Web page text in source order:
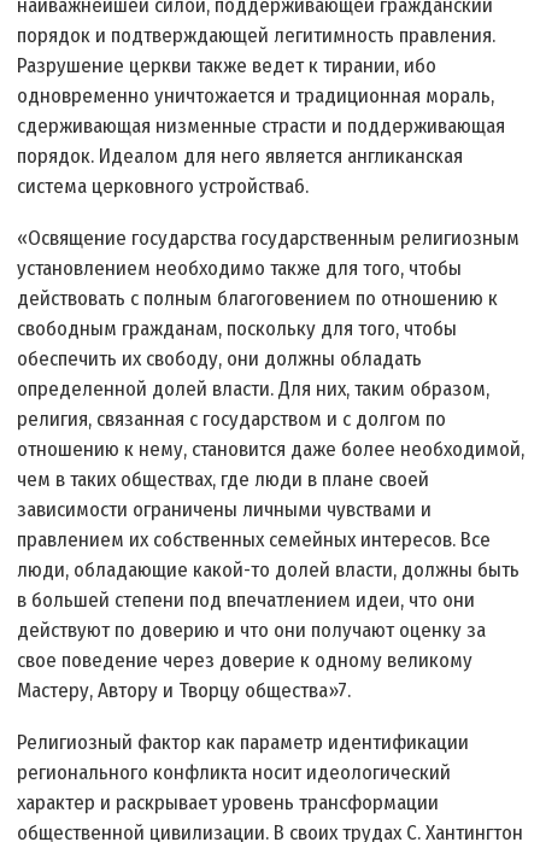
наиважнейшей силой, поддерживающей гражданский
порядок и подтверждающей легитимность правления.
Разрушение церкви также ведет к тирании, ибо
одновременно уничтожается и традиционная мораль,
сдерживающая низменные страсти и поддерживающая
порядок. Идеалом для него является англиканская
система церковного устройства6.
«Освящение государства государственным религиозным
установлением необходимо также для того, чтобы
действовать с полным благоговением по отношению к
свободным гражданам, поскольку для того, чтобы
обеспечить их свободу, они должны обладать
определенной долей власти. Для них, таким образом,
религия, связанная с государством и с долгом по
отношению к нему, становится даже более необходимой,
чем в таких обществах, где люди в плане своей
зависимости ограничены личными чувствами и
правлением их собственных семейных интересов. Все
люди, обладающие какой-то долей власти, должны быть
в большей степени под впечатлением идеи, что они
действуют по доверию и что они получают оценку за
свое поведение через доверие к одному великому
Мастеру, Автору и Творцу общества»7.
Религиозный фактор как параметр идентификации
регионального конфликта носит идеологический
характер и раскрывает уровень трансформации
общественной цивилизации. В своих трудах С. Хантингтон